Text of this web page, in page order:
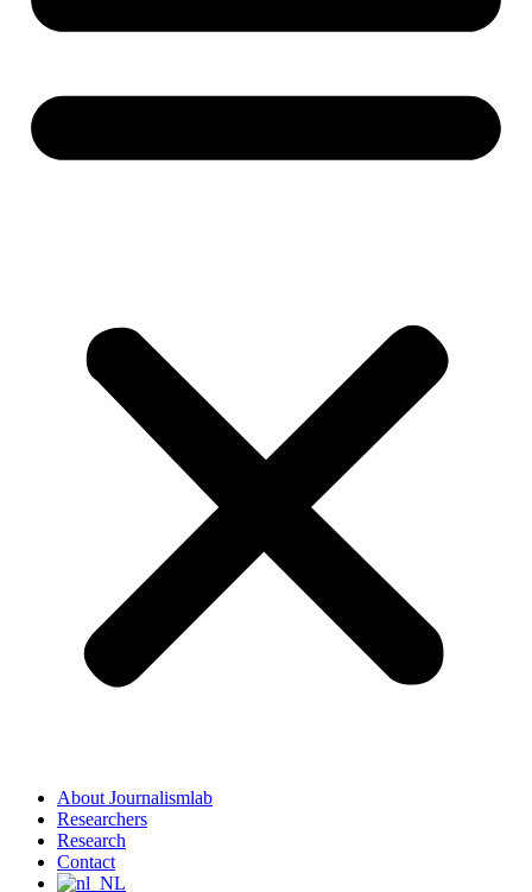
About Journalismlab
Researchers
Research
Contact